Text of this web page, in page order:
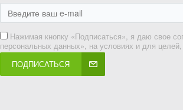
Нажимая кнопку «Подписаться», я даю свое
персональных данных», на условиях и для
ПОДПИСАТЬСЯ